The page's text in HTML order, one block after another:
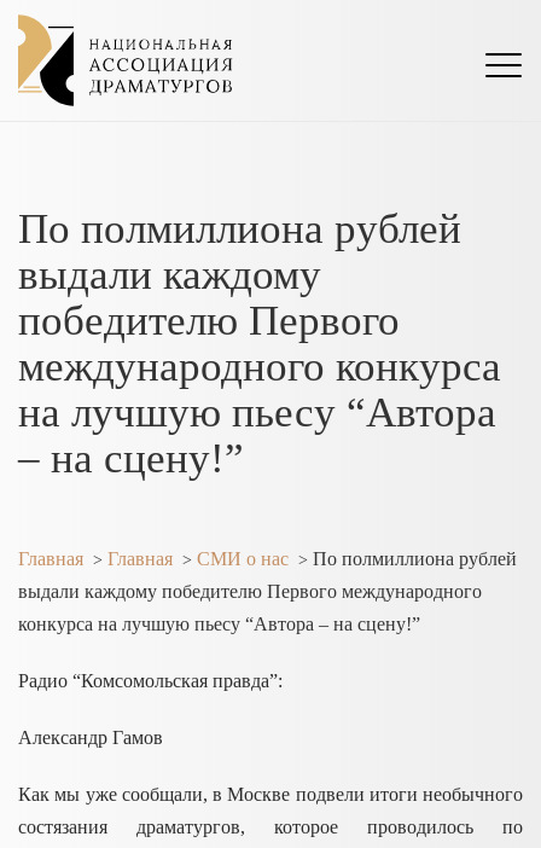
По полмиллиона рублей
выдали каждому
победителю Первого
международного конкурса
на лучшую пьесу “Автора
– на сцену!”
Главная > Главная > СМИ о нас > По полмиллиона рублей
выдали каждому победителю Первого международного
конкурса на лучшую пьесу “Автора – на сцену!”
Радио “Комсомольская правда”:
Александр Гамов
Как мы уже сообщали, вМоскве подвели итоги необычного
состязания драматургов, которое проводилось по